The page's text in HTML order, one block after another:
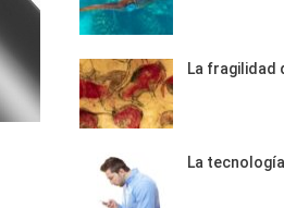
La fragilidad
La